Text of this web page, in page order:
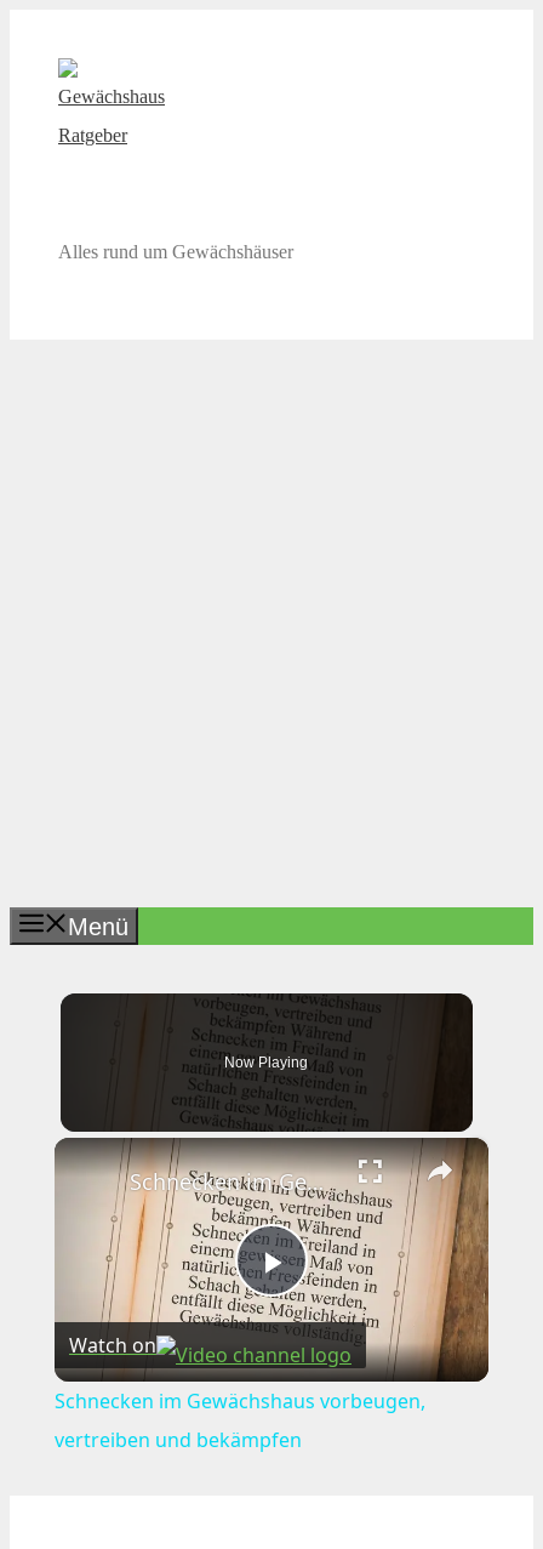
springen
Alles rund um Gewächshäuser
Menü
Now Playing
×
Play
Video
Schnecken im Gewächshaus vorbeugen, vertreiben und bekämpfen
Watch on
Schnecken im Gewächshaus vorbeugen,
vertreiben und bekämpfen